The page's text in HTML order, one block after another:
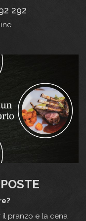
292
il pranzo e la cena